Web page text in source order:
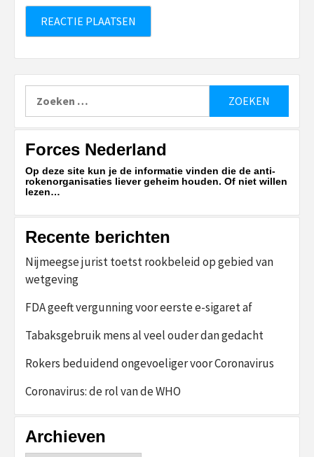
naar:
Forces Nederland
Op deze site kun je de informatie vinden die de anti-
rokenorganisaties liever geheim houden. Of niet willen
lezen…
Recente berichten
Nijmeegse jurist toetst rookbeleid op gebied van
wetgeving
FDA geeft vergunning voor eerste e-sigaret af
Tabaksgebruik mens al veel ouder dan gedacht
Rokers beduidend ongevoeliger voor Coronavirus
Coronavirus: de rol van de WHO
Archieven